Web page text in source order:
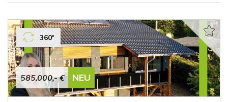
585.000,- € NEU
360°